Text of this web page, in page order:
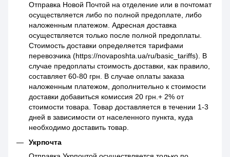
Отправка Новой Почтой на отделение или в почтомат
осуществляется либо по полной предоплате, либо
наложенным платежом. Адресная доставка
осуществляется только после полной предоплаты.
Стоимость доставки определяется тарифами
перевозчика (https://novaposhta.ua/ru/basic_tariffs). В
случае предоплаты стоимость доставки, как правило,
составляет 60-80 грн. В случае оплаты заказа
наложенным платежом, дополнительно к стоимости
доставки добавиться комиссия 20 грн.+ 2% от
стоимости товара. Товар доставляется в течении 1-3
дней в зависимости от населенного пункта, куда
необходимо доставить товар.
Укрпочта